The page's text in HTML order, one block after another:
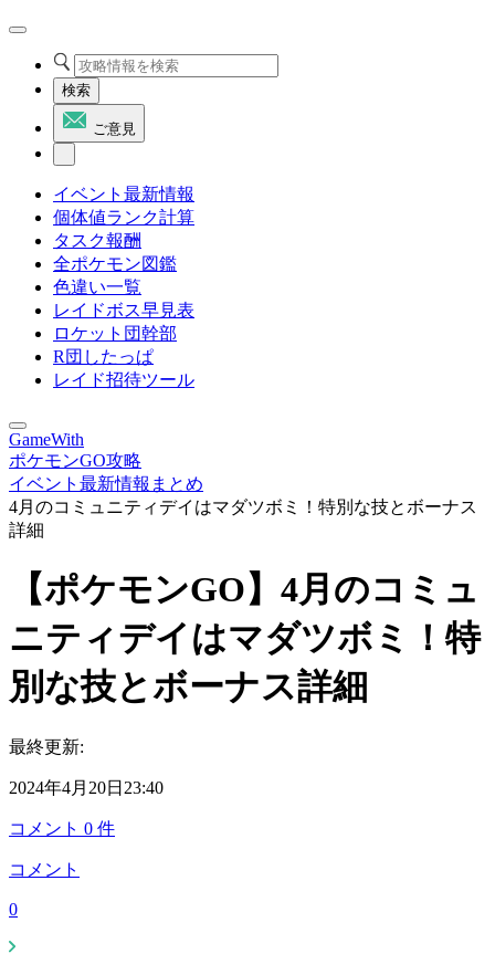
検索
ご意見
イベント最新情報
個体値ランク計算
タスク報酬
全ポケモン図鑑
色違い一覧
レイドボス早見表
ロケット団幹部
R団したっぱ
レイド招待ツール
GameWith
ポケモンGO攻略
イベント最新情報まとめ
4月のコミュニティデイはマダツボミ！特別な技とボーナス
詳細
【ポケモンGO】4月のコミュ
ニティデイはマダツボミ！特
別な技とボーナス詳細
最終更新:
2024年4月20日23:40
コメント 0 件
コメント
0